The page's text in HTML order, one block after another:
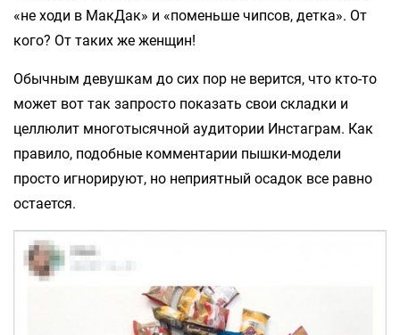
«не ходи в МакДак» и «поменьше чипсов, детка». От
кого? От таких же женщин!
Обычным девушкам до сих пор не верится, что кто-то
может вот так запросто показать свои складки и
целлюлит многотысячной аудитории Инстаграм. Как
правило, подобные комментарии пышки-модели
просто игнорируют, но неприятный осадок все равно
остается.